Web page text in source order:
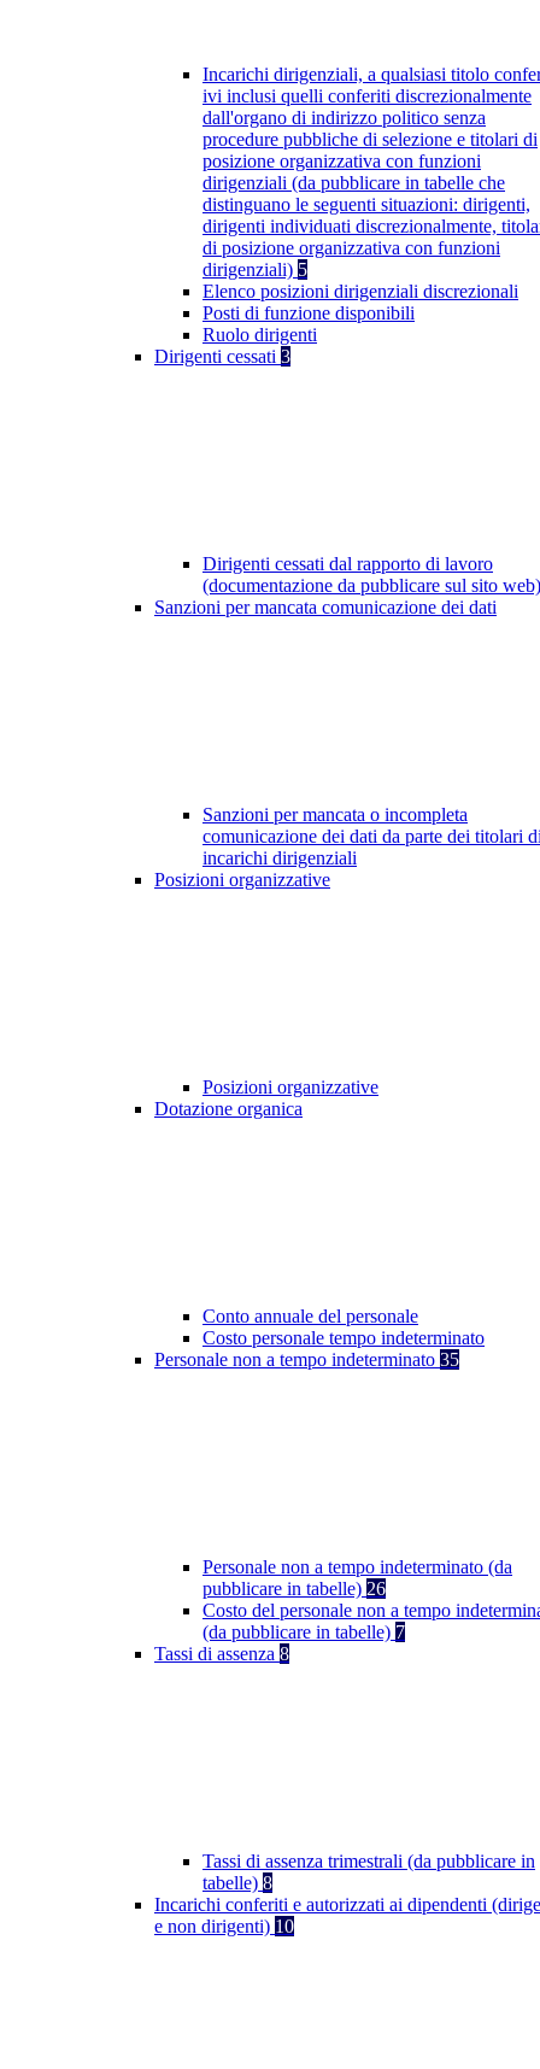
Incarichi dirigenziali, a qualsiasi titolo
ivi inclusi quelli conferiti discrezionalmente
dall'organo di indirizzo politico senza
procedure pubbliche di selezione e titolari di
posizione organizzativa con funzioni
dirigenziali (da pubblicare in tabelle che
distinguano le seguenti situazioni: dirigenti,
dirigenti individuati discrezionalmente,
di posizione organizzativa con funzioni
dirigenziali) 5
Elenco posizioni dirigenziali discrezionali
Posti di funzione disponibili
Ruolo dirigenti
Dirigenti cessati 3
Dirigenti cessati dal rapporto di lavoro
(documentazione da pubblicare sul sito
Sanzioni per mancata comunicazione dei dati
Sanzioni per mancata o incompleta
comunicazione dei dati da parte dei titolari
incarichi dirigenziali
Posizioni organizzative
Posizioni organizzative
Dotazione organica
Conto annuale del personale
Costo personale tempo indeterminato
Personale non a tempo indeterminato 35
Personale non a tempo indeterminato (da
pubblicare in tabelle) 26
Costo del personale non a tempo
(da pubblicare in tabelle) 7
Tassi di assenza 8
Tassi di assenza trimestrali (da pubblicare in
tabelle) 8
Incarichi conferiti e autorizzati ai dipendenti
e non dirigenti) 10